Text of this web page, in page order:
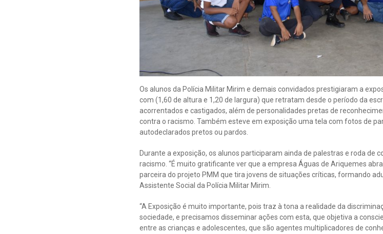
Os alunos da Polícia Militar Mirim e demais convidados prestigiaram a
com (1,60 de altura e 1,20 de largura) que retratam desde o período da
acorrentados e castigados, além de personalidades pretas de
contra o racismo. Também esteve em exposição uma tela com fotos de
autodeclarados pretos ou pardos.
Durante a exposição, os alunos participaram ainda de palestras e roda de
racismo. “É muito gratificante ver que a empresa Águas de Ariquemes
parceira do projeto PMM que tira jovens de situações críticas, formando
Assistente Social da Polícia Militar Mirim.
“A Exposição é muito importante, pois traz à tona a realidade da
sociedade, e precisamos disseminar ações com esta, que objetiva a
entre as crianças e adolescentes, que são agentes multiplicadores de